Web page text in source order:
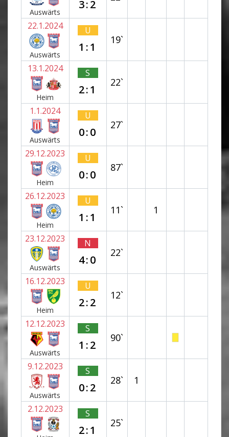
Auswärts
3:2
22.1.2024
Auswärts
U
1:1
19`
13.1.2024
Heim
S
2:1
22`
1.1.2024
Auswärts
U
0:0
27`
29.12.2023
Heim
U
0:0
87`
26.12.2023
Heim
U
1:1
11` 1
23.12.2023
Auswärts
N
4:0
22`
16.12.2023
Heim
U
2:2
12`
12.12.2023
Auswärts
S
1:2
90`
9.12.2023
Auswärts
S
0:2
28` 1
2.12.2023 S
2:1
25`